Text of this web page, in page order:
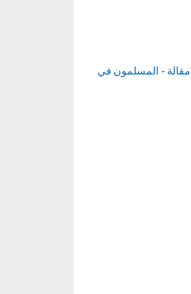
- المسلمون في